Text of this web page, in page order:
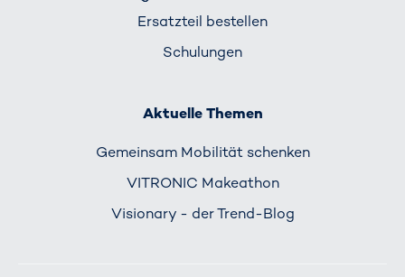
Ersatzteil bestellen
Schulungen
Aktuelle Themen
Gemeinsam Mobilität schenken
VITRONIC Makeathon
Visionary - der Trend-Blog